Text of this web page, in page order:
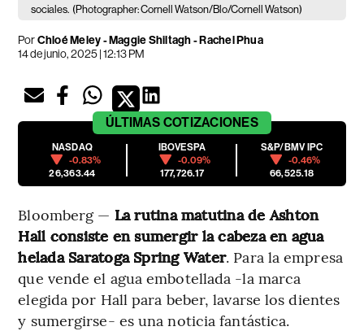
sociales. (Photographer: Cornell Watson/Blo/Cornell Watson)
PorChloé Meley - Maggie Shiltagh - Rachel Phua
14 de junio, 2025 | 12:13 PM
ÚLTIMAS COTIZACIONES
NASDAQ
-0.83%
26,363.44
IBOVESPA
-0.09%
177,726.17
S&P/BMV IPC
-0.46%
66,525.18
Bloomberg — La rutina matutina de Ashton
Hall consiste en sumergir la cabeza en agua
helada Saratoga Spring Water. Para la empresa
que vende el agua embotellada -la marca
elegida por Hall para beber, lavarse los dientes
y sumergirse- es una noticia fantástica.